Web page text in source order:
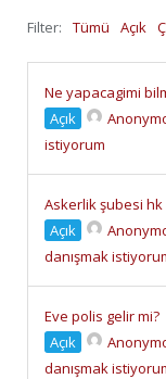
Filter: Tümü Açık
Ne yapacagimi
Açık
istiyorum
Askerlik şubesi hk
Açık
danışmak
Eve polis gelir mi?
Açık
danışmak